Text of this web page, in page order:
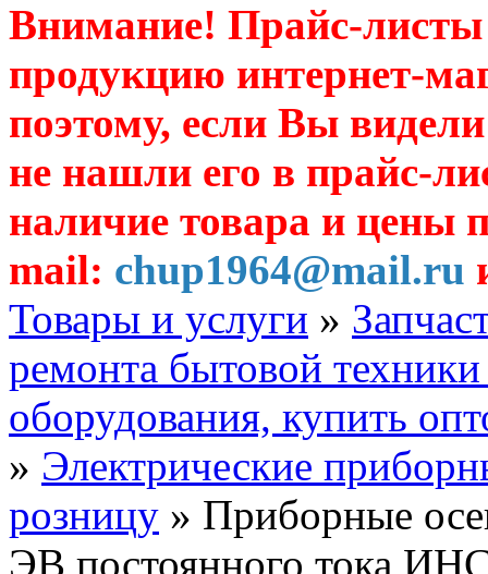
Внимание! Прайс-листы
продукцию интернет-
поэтому, если Вы
не нашли его в прайс-
наличие товара и цены
mail: chup1964@mail.ru
Товары и услуги »
ремонта бытовой
оборудования, купить
» Электрические
розницу » Приборные
ЭВ постоянного тока